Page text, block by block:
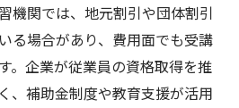
機関では、地元割引や団体割引
る場合があり、費用面でも受講
。企業が従業員の資格取得を推
、補助金制度や教育支援が活用